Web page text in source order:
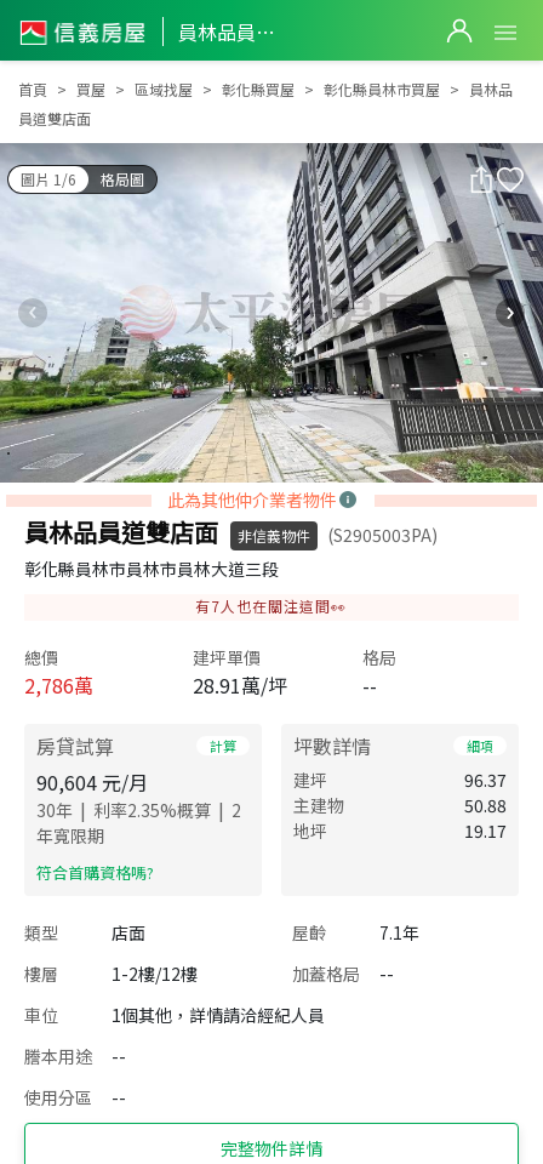
員林品員道雙店面
員林品員道雙店面
首頁 買屋 區域找屋 彰化縣買屋 彰化縣員林市買屋
員林品
員道雙店面
圖片 1/6 格局圖
此為其他仲介業者物件
員林品員道雙店面 非信義物件
(S2905003PA)
彰化縣員林市員林市員林大道三段
有7人也在關注這間👀
總價
2,786萬
建坪單價
28.91萬/坪
格局
--
房貸試算 計算
90,604 元/月
30年 | 利率2.35%概算 | 2
年寬限期
​符合首購資格嗎?
坪數詳情 細項
建坪
96.37
主建物
50.88
地坪
19.17
類型 店面 屋齡
7.1年
樓層
1-2樓/12樓 加蓋格局
--
車位
1個其他，詳情請洽經紀人員
謄本用途
--
使用分區
--
完整物件詳情